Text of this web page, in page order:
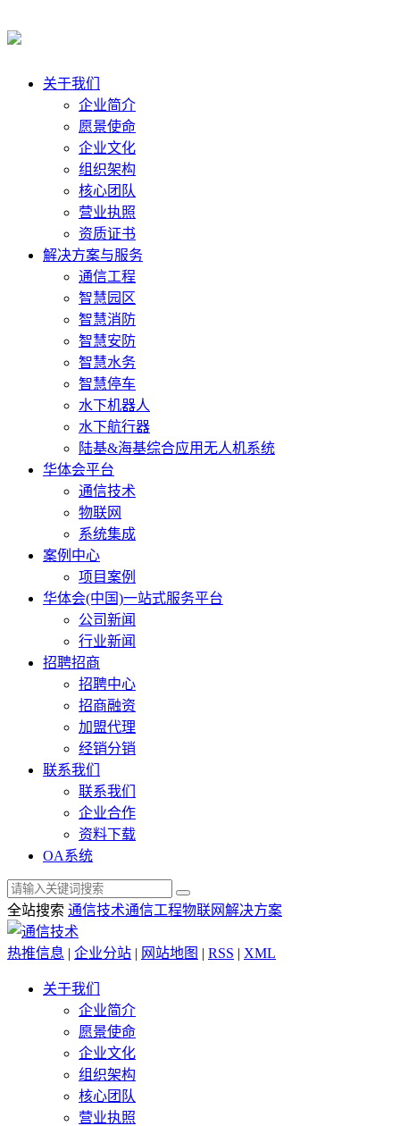
关于我们
企业简介
愿景使命
企业文化
组织架构
核心团队
营业执照
资质证书
解决方案与服务
通信工程
智慧园区
智慧消防
智慧安防
智慧水务
智慧停车
水下机器人
水下航行器
陆基&海基综合应用无人机系统
华体会平台
通信技术
物联网
系统集成
案例中心
项目案例
华体会(中国)一站式服务平台
公司新闻
行业新闻
招聘招商
招聘中心
招商融资
加盟代理
经销分销
联系我们
联系我们
企业合作
资料下载
OA系统
全站搜索 通信技术通信工程物联网解决方案
热推信息 | 企业分站 | 网站地图 | RSS | XML
关于我们
企业简介
愿景使命
企业文化
组织架构
核心团队
营业执照